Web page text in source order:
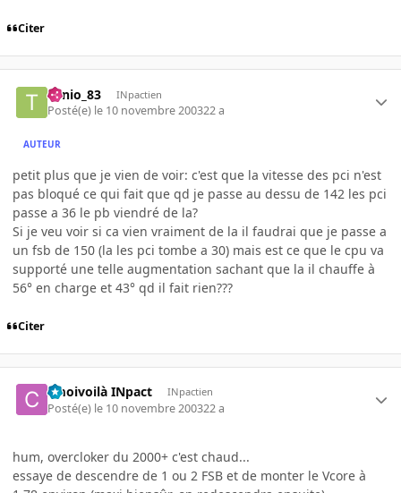
Citer
Tonio_83 INpactien
Posté(e) le 10 novembre 200322 a
AUTEUR
petit plus que je vien de voir: c'est que la vitesse des pci n'est
pas bloqué ce qui fait que qd je passe au dessu de 142 les pci
passe a 36 le pb viendré de la?
Si je veu voir si ca vien vraiment de la il faudrai que je passe a
un fsb de 150 (la les pci tombe a 30) mais est ce que le cpu va
supporté une telle augmentation sachant que la il chauffe à
56° en charge et 43° qd il fait rien???
Citer
cmoivoilà INpact INpactien
Posté(e) le 10 novembre 200322 a
hum, overcloker du 2000+ c'est chaud...
essaye de descendre de 1 ou 2 FSB et de monter le Vcore à